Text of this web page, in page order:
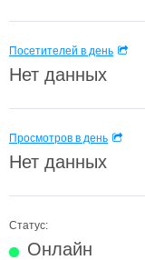
Посетителей в день
Нет данных
Просмотров в день
Нет данных
Статус:
Онлайн